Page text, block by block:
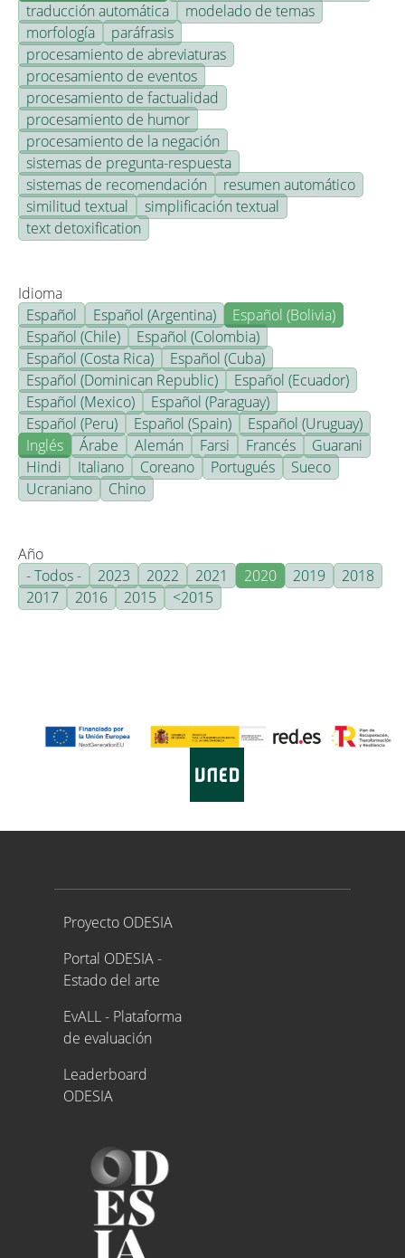
traducción automática
modelado de temas
morfología
paráfrasis
procesamiento de abreviaturas
procesamiento de eventos
procesamiento de factualidad
procesamiento de humor
procesamiento de la negación
sistemas de pregunta-respuesta
sistemas de recomendación
resumen automático
similitud textual
simplificación textual
text detoxification
Idioma
Español
Español (Argentina)
Español (Bolivia)
Español (Chile)
Español (Colombia)
Español (Costa Rica)
Español (Cuba)
Español (Dominican Republic)
Español (Ecuador)
Español (Mexico)
Español (Paraguay)
Español (Peru)
Español (Spain)
Español (Uruguay)
Inglés
Árabe Alemán Farsi Francés
Guarani
Hindi
Italiano Coreano Portugués
Sueco
Ucraniano
Chino
Año
- Todos -
2023 2022 2021 2020 2019
2018
2017
2016 2015 <2015
Proyecto ODESIA
Proyecto ODESIA
Portal ODESIA -
Estado del arte
EvALL - Plataforma
de evaluación
Leaderboard
ODESIA